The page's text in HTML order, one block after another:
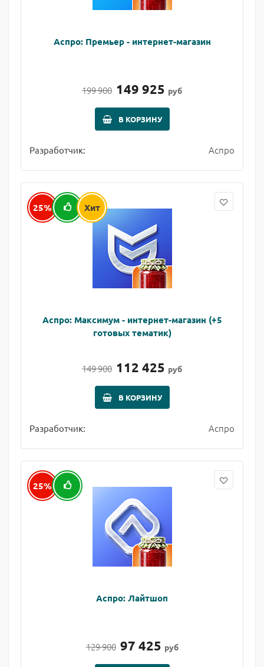
Аспро: Премьер - интернет-магазин
199 900 149 925 руб
В КОРЗИНУ
Разработчик: Аспро
25% Хит
Аспро: Максимум - интернет-магазин (+5
готовых тематик)
149 900 112 425 руб
В КОРЗИНУ
Разработчик: Аспро
25%
Аспро: Лайтшоп
129 900 97 425 руб